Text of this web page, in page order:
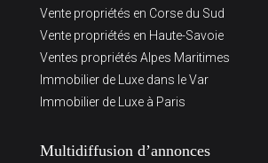
Vente propriétés en Corse du Sud
Vente propriétés en Haute-Savoie
Ventes propriétés Alpes Maritimes
Immobilier de Luxe dans le Var
Immobilier de Luxe à Paris
Multidiffusion d’annonces